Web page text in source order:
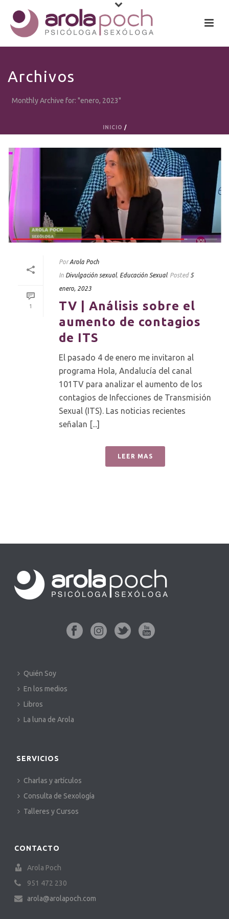
Archivos
Monthly Archive for: "enero, 2023"
INICIO /
1
Por Arola Poch
In Divulgación sexual, Educación Sexual Posted 5
enero, 2023
TV | Análisis sobre el
aumento de contagios
de ITS
El pasado 4 de enero me invitaron al
programa Hola, Andalucía del canal
101TV para analizar el aumento de los
contagios de Infecciones de Transmisión
Sexual (ITS). Las noticias recientes
señalan [...]
LEER MAS
Quién Soy
En los medios
Libros
La luna de Arola
SERVICIOS
Charlas y artículos
Consulta de Sexología
Talleres y Cursos
CONTACTO
Arola Poch
951 472 230
arola@arolapoch.com